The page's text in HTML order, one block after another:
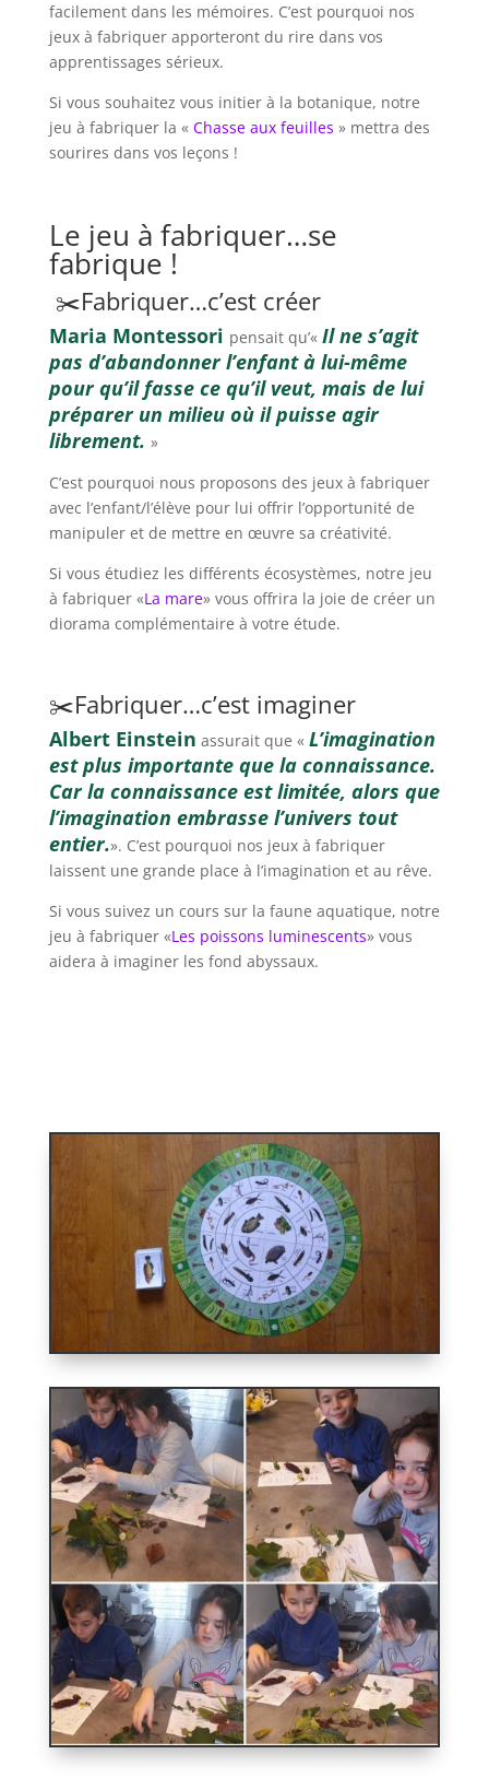
facilement dans les mémoires. C’est pourquoi nos
jeux à fabriquer apporteront du rire dans vos
apprentissages sérieux.
Si vous souhaitez vous initier à la botanique, notre
jeu à fabriquer la « Chasse aux feuilles » mettra des
sourires dans vos leçons !
Le jeu à fabriquer…se
fabrique !
✂️Fabriquer…c’est créer
Maria Montessori pensait qu’« Il ne s’agit
pas d’abandonner l’enfant à lui-même
pour qu’il fasse ce qu’il veut, mais de lui
préparer un milieu où il puisse agir
librement. »
C’est pourquoi nous proposons des jeux à fabriquer
avec l’enfant/l’élève pour lui offrir l’opportunité de
manipuler et de mettre en œuvre sa créativité.
Si vous étudiez les différents écosystèmes, notre jeu
à fabriquer «La mare» vous offrira la joie de créer un
diorama complémentaire à votre étude.
✂️Fabriquer…c’est imaginer
Albert Einstein assurait que « L’imagination
est plus importante que la connaissance.
Car la connaissance est limitée, alors que
l’imagination embrasse l’univers tout
entier.». C’est pourquoi nos jeux à fabriquer
laissent une grande place à l’imagination et au rêve.
Si vous suivez un cours sur la faune aquatique, notre
jeu à fabriquer «Les poissons luminescents» vous
aidera à imaginer les fond abyssaux.